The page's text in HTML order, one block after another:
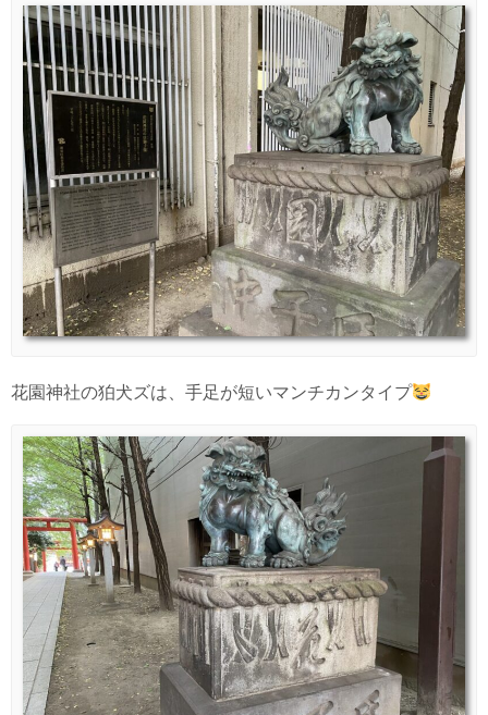
花園神社の狛犬ズは、手足が短いマンチカンタイプ